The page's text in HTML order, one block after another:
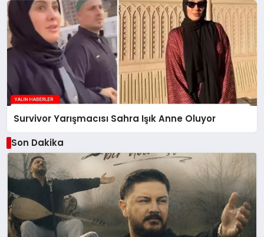
Survivor Yarışmacısı Sahra Işık Anne Oluyor
Son Dakika